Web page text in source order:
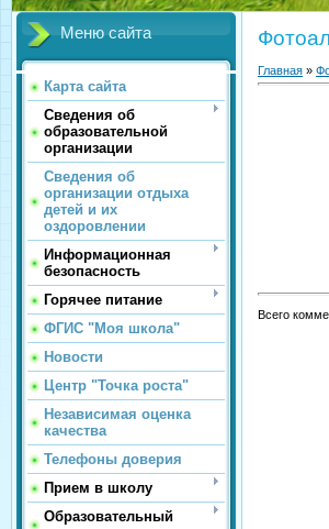
Меню сайта
Карта сайта
Сведения об
образовательной
организации
Сведения об
организации отдыха
детей и их
оздоровлении
Информационная
безопасность
Горячее питание
ФГИС "Моя школа"
Новости
Центр "Точка роста"
Независимая оценка
качества
Телефоны доверия
Прием в школу
Образовательный
Главная »
Всего